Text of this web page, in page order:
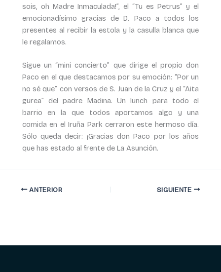
sois, oh Madre Inmaculada!”, el “Tu es Petrus” y el
emocionadísimo gracias de D. Paco a todos los
presentes al recibir la estola y la casulla blanca que
le regalamos.
Sigue un “mini concierto” que dirige el propio don
Paco en el que destacamos por su emoción: “Por un
no sé que” con versos de S. Juan de la Cruz y el “Aita
gurea” del padre Madina. Un lunch para todo el
barrio en la que todos aportamos algo y una
comida en el Iruña Park cerraron este hermoso día.
Sólo queda decir: ¡Gracias don Paco por los años
que has estado al frente de La Asunción.
ANTERIOR SIGUIENTE